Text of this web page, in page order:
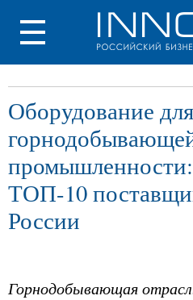
Оборудование для
промышленности:
ТОП-10
России
Горнодобывающая